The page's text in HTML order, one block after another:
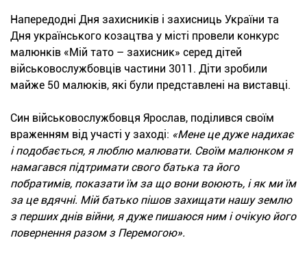
Напередодні Дня захисників і захисниць України та
Дня українського козацтва у місті провели конкурс
малюнків «Мій тато – захисник» серед дітей
військовослужбовців частини 3011. Діти зробили
майже 50 малюків, які були представлені на виставці.
Син військовослужбовця Ярослав, поділився своїм
враженням від участі у заході: «Мене це дуже надихає
і подобається, я люблю малювати. Своїм малюнком я
намагався підтримати свого батька та його
побратимів, показати їм за що вони воюють, і як ми їм
за це вдячні. Мій батько пішов захищати нашу землю
з перших днів війни, я дуже пишаюся ним і очікую його
повернення разом з Перемогою».